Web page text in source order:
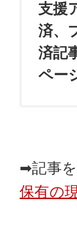
支援
済、
済記
ペー
➡記事を
保有の